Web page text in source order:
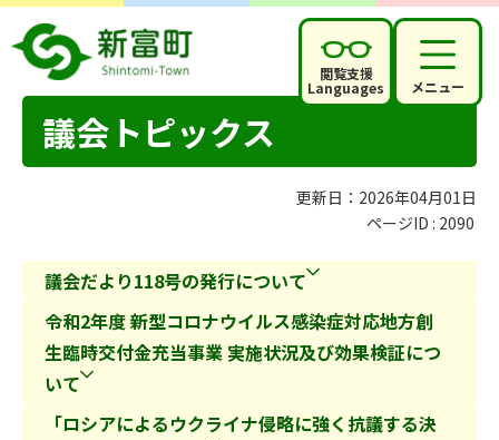
閲覧支援
Languages メニュー
議会トピックス
更新日：2026年04月01日
ページID : 2090
議会だより118号の発行について
令和2年度 新型コロナウイルス感染症対応地方創
生臨時交付金充当事業 実施状況及び効果検証につ
いて
「ロシアによるウクライナ侵略に強く抗議する決